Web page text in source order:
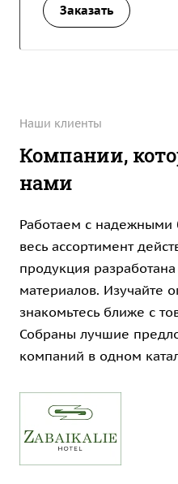
Заказать
Наши клиенты
Компании,
нами
Работаем с надежными
весь ассортимент
продукция
материалов. Изучайте
знакомьтесь ближе с
Собраны лучшие
компаний в одном